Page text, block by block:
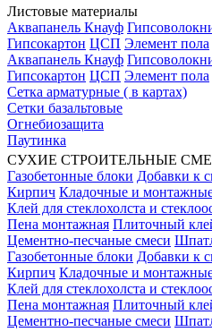
Листовые материалы
Аквапанель Кнауф
Гипсокартон ЦСП Элемент пола
Аквапанель Кнауф
Гипсокартон ЦСП Элемент пола
Сетка арматурные ( в картах)
Сетки базальтовые
Огнебиозащита
Паутинка
СУХИЕ СТРОИТЕЛЬНЫЕ
Газобетонные блоки Добавки к
Кирпич Кладочные и
Клей для стеклохолста и
Пена монтажная Плиточный
Цементно-песчаные смеси
Газобетонные блоки Добавки к
Кирпич Кладочные и
Клей для стеклохолста и
Пена монтажная Плиточный
Цементно-песчаные смеси